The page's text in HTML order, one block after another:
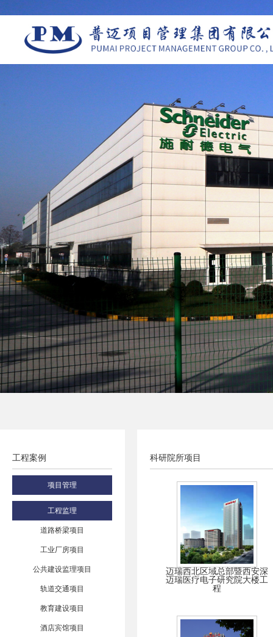
工程案例
项目管理
工程监理
道路桥梁项目
工业厂房项目
公共建设监理项目
轨道交通项目
教育建设项目
酒店宾馆项目
科研院所项目
迈瑞西北区域总部暨西安深
迈瑞医疗电子研究院大楼工
程